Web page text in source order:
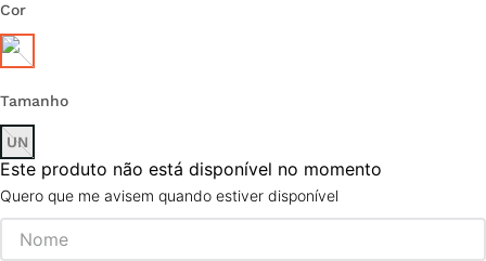
Cor
Tamanho
UN
Este produto não está disponível no momento
Quero que me avisem quando estiver disponível